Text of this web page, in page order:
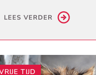
LEES VERDER
TIJD